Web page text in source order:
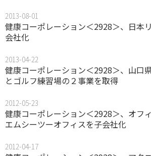
2013-08-01
健康コーポレーション＜2928＞、日本
会社化
2013-04-22
健康コーポレーション＜2928＞、山口
とゴルフ練習場の２事業を取得
2012-05-23
健康コーポレーション＜2928＞、オフ
エムシーツーオフィスを子会社化
2012-04-17